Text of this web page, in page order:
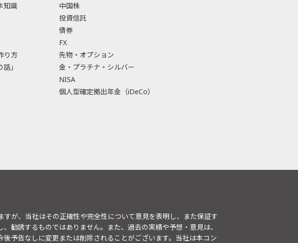
知識
り方
」
中国株
投資信託
債券
FX
先物・オプション
金・プラチナ・シルバー
NISA
個人型確定拠出年金（iDeCo）
が、当社はその正確性や完全性について意見を表明し、また保証す
勧誘するものではありません。また、過去の実績や予想・意見は、
予告なしに変更または削除されることがございます。当社は本コン